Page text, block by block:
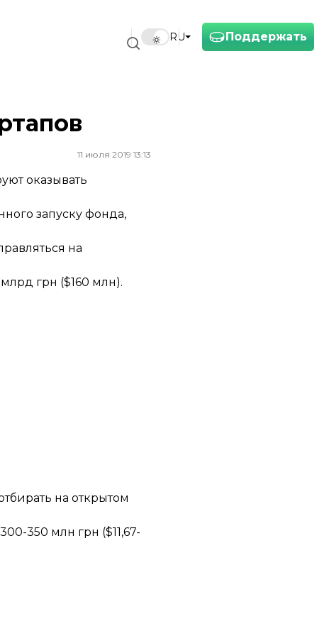
Поддержать
RU
11 июля 2019 13:13
оказывать
запуску фонда,
на
грн ($160 млн).
на открытом
300-350 млн грн ($11,67-